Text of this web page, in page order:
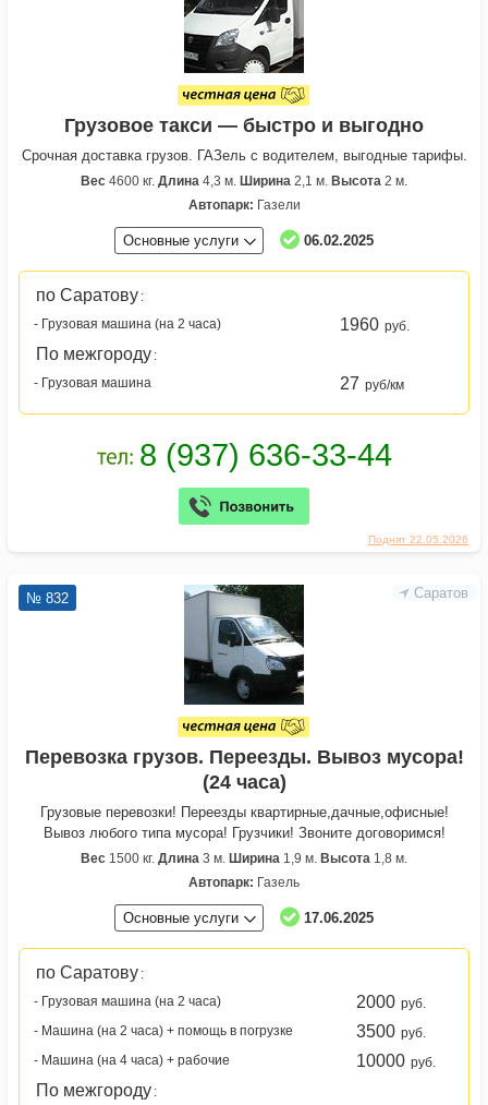
Поднят 22.05.2026
Грузовое такси — быстро и выгодно
Срочная доставка грузов. ГАЗель с водителем, выгодные тарифы.
Вес 4600 кг. Длина 4,3 м. Ширина 2,1 м. Высота 2 м.
Автопарк: Газели
Основные услуги 06.02.2025
по Саратову :
- Грузовая машина (на 2 часа)
1960 руб.
По межгороду :
- Грузовая машина
27 руб/км
Саратов
№ 832
Перевозка грузов. Переезды. Вывоз мусора!
(24 часа)
Грузовые перевозки! Переезды квартирные,дачные,офисные!
Вывоз любого типа мусора! Грузчики! Звоните договоримся!
Вес 1500 кг. Длина 3 м. Ширина 1,9 м. Высота 1,8 м.
Автопарк: Газель
Основные услуги 17.06.2025
по Саратову :
- Грузовая машина (на 2 часа)
2000 руб.
- Машина (на 2 часа) + помощь в погрузке
3500 руб.
- Машина (на 4 часа) + рабочие
10000 руб.
По межгороду :